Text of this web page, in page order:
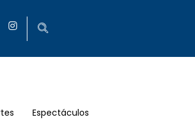
Espectáculos